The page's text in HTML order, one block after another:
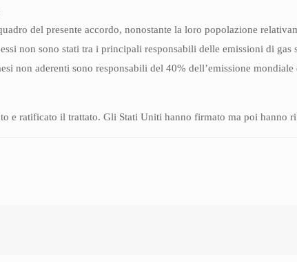
del presente accordo, nonostante la loro popolazione
non sono stati tra i principali responsabili delle emissioni di gas
non aderenti sono responsabili del 40% dell’emissione mondiale
e ratificato il trattato. Gli Stati Uniti hanno firmato ma poi hanno